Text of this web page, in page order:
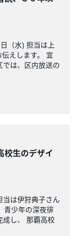
（水) 担当は上
えします。 宜
は、区内放送の
校生のデザイ
当は伊狩典子さん
青少年の深夜徘
成し、 那覇高校